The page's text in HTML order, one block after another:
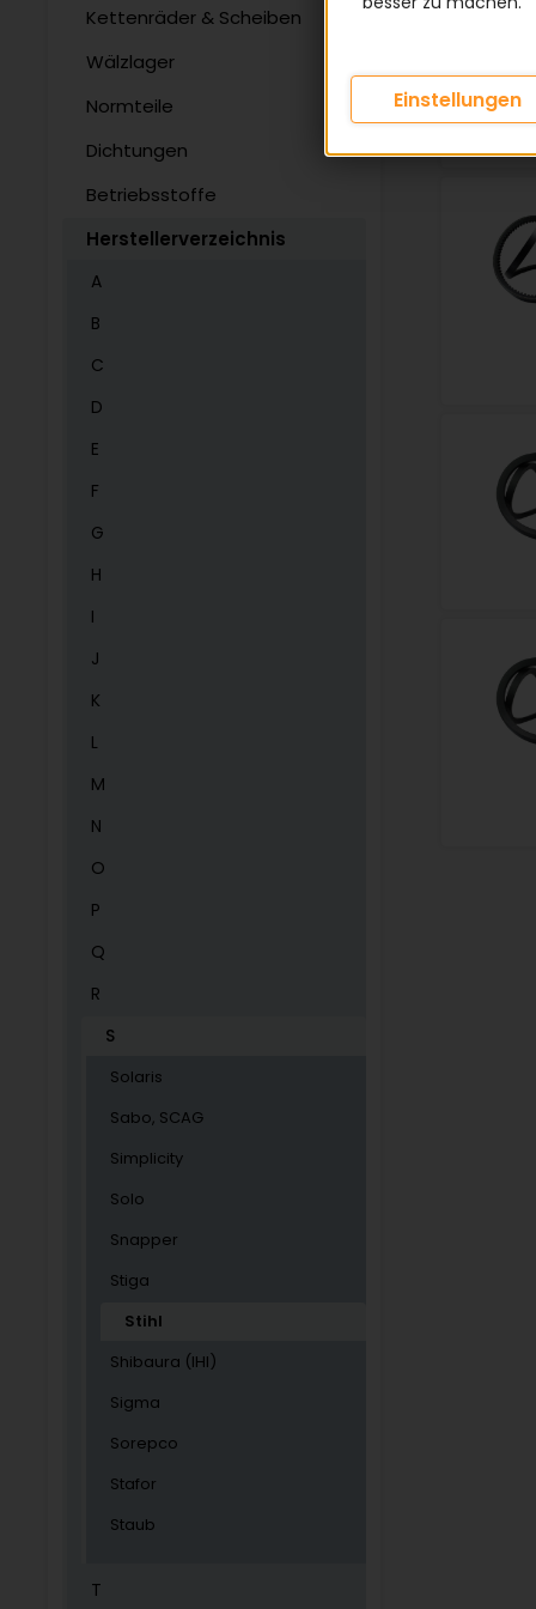
Kettenräder & Scheiben
Wälzlager
Normteile
Dichtungen
Betriebsstoffe
Herstellerverzeichnis
A
B
C
D
E
F
G
H
I
J
K
L
M
N
O
P
Q
R
S
Solaris
Sabo, SCAG
Simplicity
Solo
Snapper
Stiga
Stihl
Shibaura (IHI)
Sigma
Sorepco
Stafor
Staub
T
Einstellungen